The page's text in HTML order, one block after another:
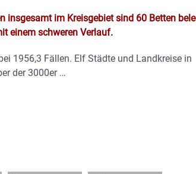
insgesamt im Kreisgebiet sind 60 Betten
einem schweren Verlauf.
1956,3 Fällen. Elf Städte und Landkreise in
der 3000er …